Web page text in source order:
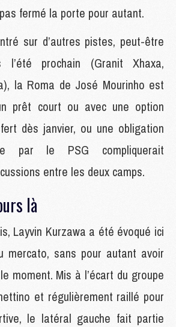
fermé la porte pour autant.
sur d’autres pistes, peut-être
l’été prochain (Granit Xhaxa,
la Roma de José Mourinho est
prêt court ou avec une option
dès janvier, ou une obligation
par le PSG compliquerait
entre les deux camps.
là
Layvin Kurzawa a été évoqué ici
mercato, sans pour autant avoir
moment. Mis à l’écart du groupe
et régulièrement raillé pour
le latéral gauche fait partie